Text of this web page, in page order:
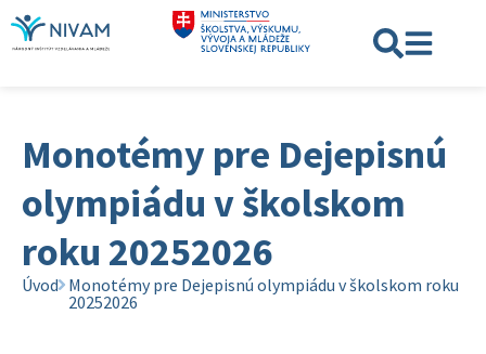
Monotémy pre Dejepisnú
olympiádu v školskom
roku 20252026
Úvod Monotémy pre Dejepisnú olympiádu v školskom roku
20252026